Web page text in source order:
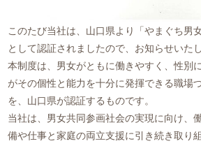
このたび当社は、山口県より「やまぐち男
として認証されましたので、お知らせいたし
本制度は、男女がともに働きやすく、性別
がその個性と能力を十分に発揮できる職場
を、山口県が認証するものです。
当社は、男女共同参画社会の実現に向け、
備や仕事と家庭の両立支援に引き続き取り